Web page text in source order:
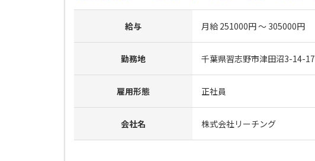
給与 月給 251000円 ～ 305000円
勤務地 千葉県習志野市津田沼3-14-17
雇用形態 正社員
会社名 株式会社リーチング